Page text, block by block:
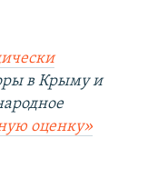
в Крыму и
оценку»